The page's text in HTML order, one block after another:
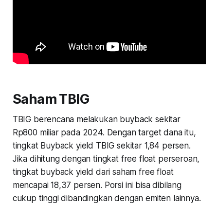
Saham TBIG
TBIG berencana melakukan buyback sekitar
Rp800 miliar pada 2024. Dengan target dana itu,
tingkat Buyback yield TBIG sekitar 1,84 persen.
Jika dihitung dengan tingkat free float perseroan,
tingkat buyback yield dari saham free float
mencapai 18,37 persen. Porsi ini bisa dibilang
cukup tinggi dibandingkan dengan emiten lainnya.